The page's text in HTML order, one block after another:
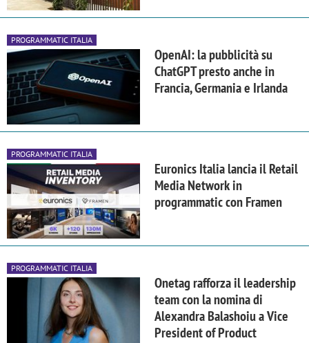
PROGRAMMATIC ITALIA
OpenAI: la pubblicità su
ChatGPT presto anche in
Francia, Germania e Irlanda
PROGRAMMATIC ITALIA
Euronics Italia lancia il Retail
Media Network in
programmatic con Framen
PROGRAMMATIC ITALIA
Onetag rafforza il leadership
team con la nomina di
Alexandra Balashoiu a Vice
President of Product